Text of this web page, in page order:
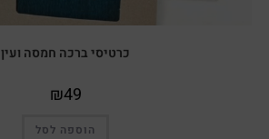
כרטיסי ברכה חמסה ועין
₪49
הוספה לסל